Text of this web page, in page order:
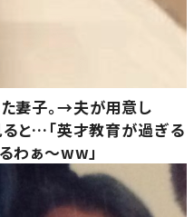
妻子。→夫が用意し
と…「英才教育が過ぎる
わぁ～ww」